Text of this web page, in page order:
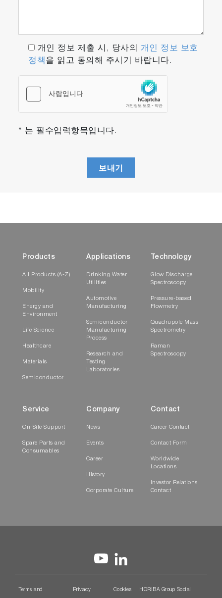
개인 정보 제출 시, 당사의 개인 정보 보호
정책을 읽고 동의해 주시기 바랍니다.
* 는 필수입력항목입니다.
보내기
Products
All Products (A-Z)
Mobility
Energy and
Environment
Life Science
Healthcare
Materials
Semiconductor
Applications
Drinking Water
Utilities
Automotive
Manufacturing
Semiconductor
Manufacturing
Process
Research and
Testing
Laboratories
Technology
Glow Discharge
Spectroscopy
Pressure-based
Flowmetry
Quadrupole Mass
Spectrometry
Raman
Spectroscopy
Service
On-Site Support
Spare Parts and
Consumables
Company
News
Events
Career
History
Corporate Culture
Contact
Career Contact
Contact Form
Worldwide
Locations
Investor Relations
Contact
Terms and Privacy Cookies HORIBA Group Social